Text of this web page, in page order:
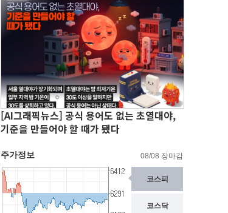
[AI그래픽뉴스] 공식 용어도 없는 초열대야,
기준을 만들어야 할 때가 됐다